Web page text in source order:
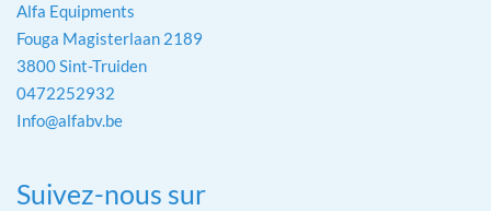
Alfa Equipments
Fouga Magisterlaan 2189
3800 Sint-Truiden
0472252932
Info@alfabv.be
Suivez-nous sur